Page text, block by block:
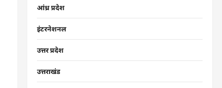
आंध्र प्रदेश
इंटरनेशनल
उत्तर प्रदेश
उत्तराखंड